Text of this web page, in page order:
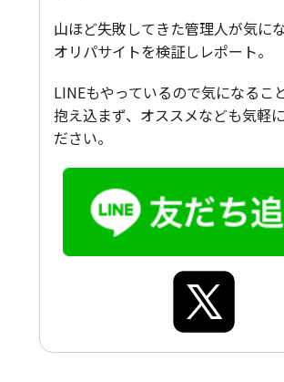
山ほど失敗してきた管理人が気に
オリパサイトを検証しレポート。
LINEもやっているので気になるこ
抱え込まず、オススメなども気軽
ださい。